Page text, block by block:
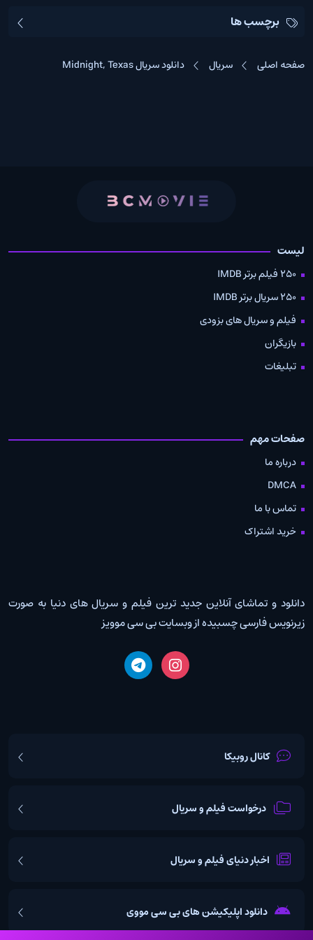
برچسب ها
صفحه اصلی سریال دانلود سریال Midnight, Texas
لیست
250 فیلم برتر IMDB
250 سریال برتر IMDB
فیلم و سریال های بزودی
بازیگران
تبلیغات
صفحات مهم
درباره ما
DMCA
تماس با ما
خرید اشتراک
دانلود و تماشای آنلاین جدید ترین فیلم و سریال های دنیا به صورت
زیرنویس فارسی چسبیده از وبسایت بی سی موویز
کانال روبیکا
درخواست فیلم و سریال
اخبار دنیای فیلم و سریال
دانلود اپلیکیشن های بی سی مووی